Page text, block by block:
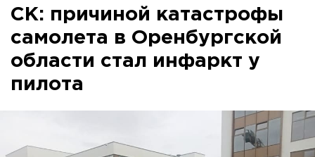
СК: причиной катастрофы
самолета в Оренбургской
области стал инфаркт у
пилота